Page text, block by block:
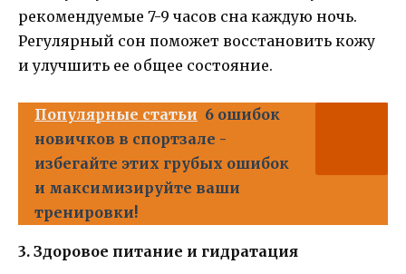
рекомендуемые 7-9 часов сна каждую ночь.
Регулярный сон поможет восстановить кожу
и улучшить ее общее состояние.
Популярные статьи 6 ошибок
новичков в спортзале -
избегайте этих грубых ошибок
и максимизируйте ваши
тренировки!
3. Здоровое питание и гидратация